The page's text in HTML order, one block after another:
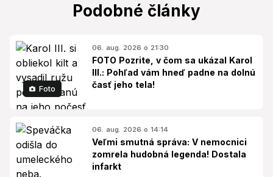
Podobné články
Foto
06. aug. 2026 o 21:30
FOTO Pozrite, v čom sa ukázal Karol
III.: Pohľad vám hneď padne na dolnú
časť jeho tela!
06. aug. 2026 o 14:14
Veľmi smutná správa: V nemocnici
zomrela hudobná legenda! Dostala
infarkt